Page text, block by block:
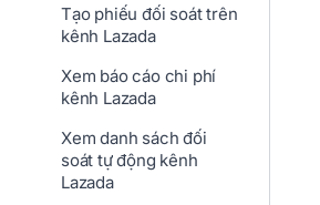
Tạo phiếu đối soát trên
kênh Lazada
Xem báo cáo chi phí
kênh Lazada
Xem danh sách đối
soát tự động kênh
Lazada